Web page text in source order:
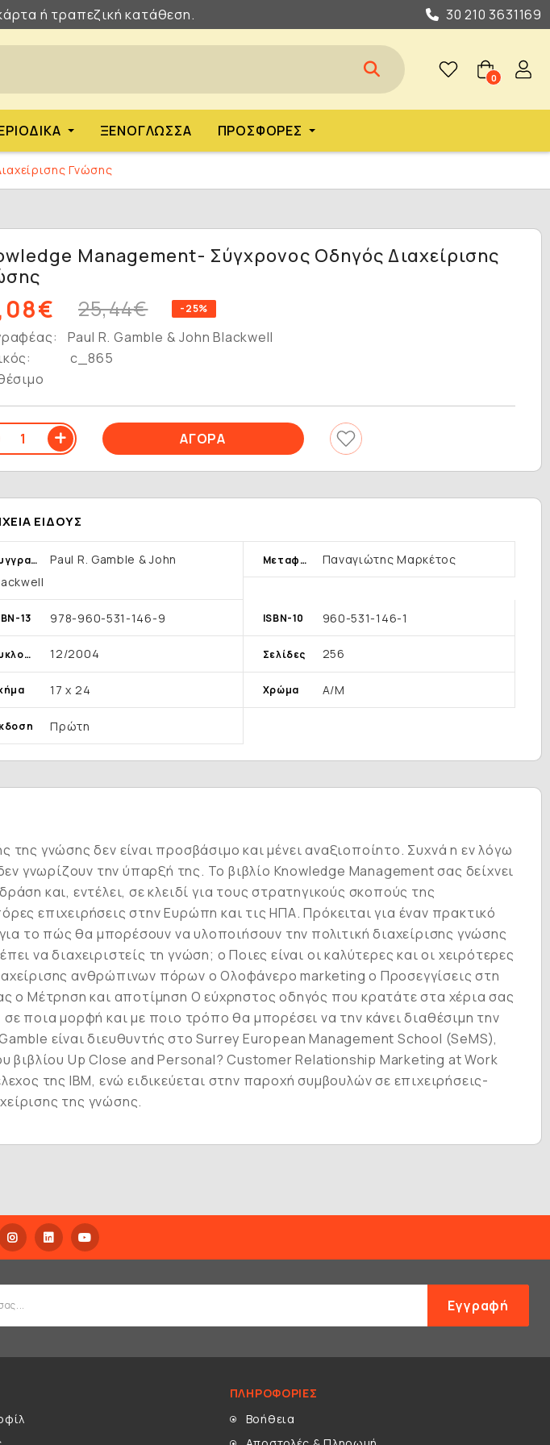
ή τραπεζική κατάθεση. 30 210 3631169
0
ΞΕΝΌΓΛΩΣΣΑ ΠΡΟΣΦΟΡΈΣ
Γνώσης
Management- Σύγχρονος Οδηγός Διαχείρισης
25,44€ -25%
Paul R. Gamble & John Blackwell
c_865
ΕΊΔΟΥΣ
Συγγραφέας
Paul R. Gamble & John
Μεταφραστής Παναγιώτης Μαρκέτος
13 978-960-531-146-9 ISBN-10 960-531-146-1
Κυκλοφορία 12/2004 Σελίδες 256
17 x 24 Χρώμα Α/Μ
Πρώτη
γνώσης δεν είναι προσβάσιμο και μένει αναξιοποίητο. Συχνά η εν λόγω
γνωρίζουν την ύπαρξή της. Το βιβλίο Knowledge Management σας δείχνει
και, εντέλει, σε κλειδί για τους στρατηγικούς σκοπούς της
επιχειρήσεις στην Ευρώπη και τις ΗΠΑ. Πρόκειται για έναν πρακτικό
το πώς θα μπορέσουν να υλοποιήσουν την πολιτική διαχείρισης γνώσης
να διαχειριστείς τη γνώση; o Ποιες είναι οι καλύτερες και οι χειρότερες
ανθρώπινων πόρων o Ολοφάνερο marketing o Προσεγγίσεις στη
o Μέτρηση και αποτίμηση Ο εύχρηστος οδηγός που κρατάτε στα χέρια σας
ποια μορφή και με ποιο τρόπο θα μπορέσει να την κάνει διαθέσιμη την
είναι διευθυντής στο Surrey European Management School (SeMS),
βιβλίου Up Close and Personal? Customer Relationship Marketing at Work
της IBM, ενώ ειδικεύεται στην παροχή συμβουλών σε επιχειρήσεις-
της γνώσης.
Εγγραφή
ΠΛΗΡΟΦΟΡΊΕΣ
Βοήθεια